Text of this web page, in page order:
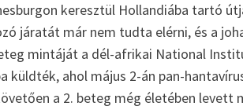
keresztül Hollandiába tartó
járatát már nem tudta elérni, és a
mintáját a dél-afrikai National
küldték, ahol május 2-án pan-
a 2. beteg még életében levett